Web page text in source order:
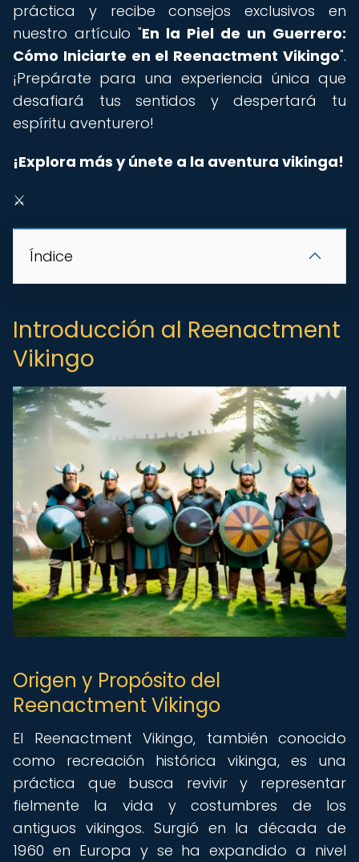
práctica y recibe consejos exclusivos en
nuestro artículo "En la Piel de un Guerrero:
Cómo Iniciarte en el Reenactment Vikingo".
¡Prepárate para una experiencia única que
desafiará tus sentidos y despertará tu
espíritu aventurero!
¡Explora más y únete a la aventura vikinga!
️⚔️
Índice
Introducción al Reenactment
Vikingo
Origen y Propósito del
Reenactment Vikingo
El Reenactment Vikingo, también conocido
como recreación histórica vikinga, es una
práctica que busca revivir y representar
fielmente la vida y costumbres de los
antiguos vikingos. Surgió en la década de
1960 en Europa y se ha expandido a nivel